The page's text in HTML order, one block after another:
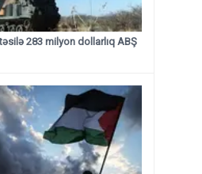
283 milyon dollarlıq ABŞ